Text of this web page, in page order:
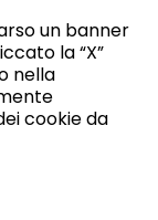
un banner
la “X”
nella
cookie da